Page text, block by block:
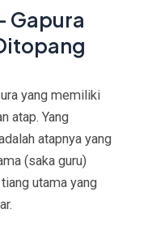
Gapura
yang memiliki
atap. Yang
atapnya yang
(saka guru)
utama yang